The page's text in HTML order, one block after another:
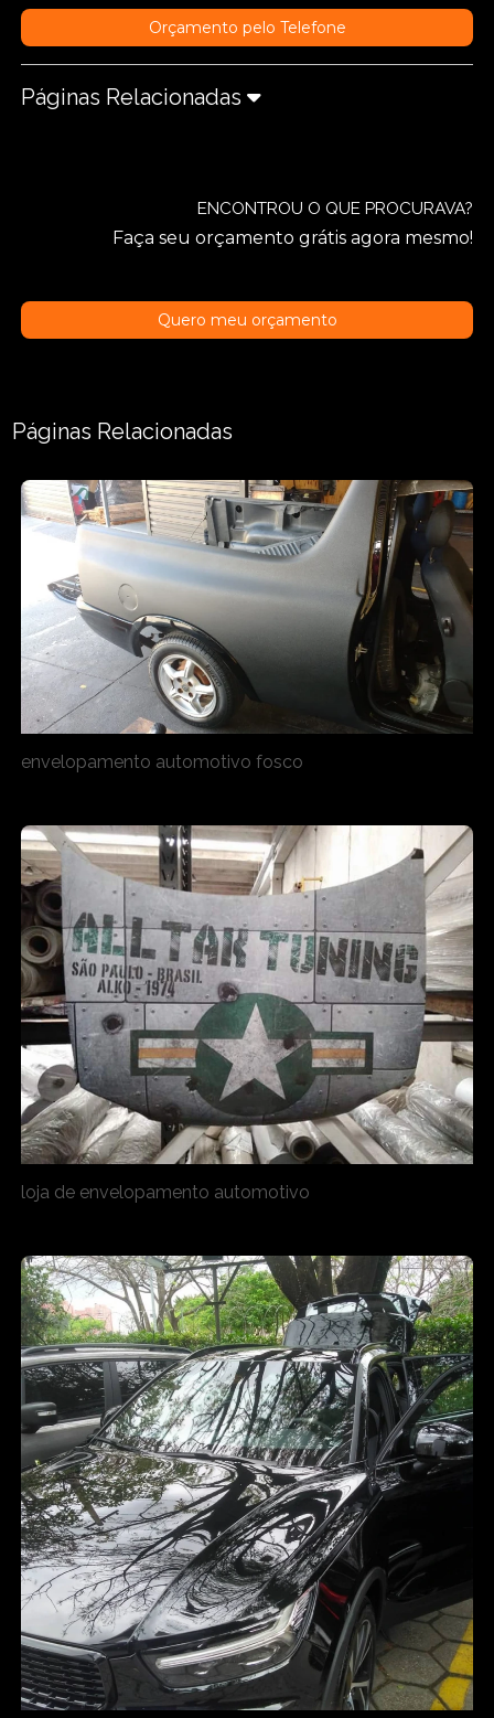
Orçamento pelo Telefone
Páginas Relacionadas
ENCONTROU O QUE PROCURAVA?
Faça seu orçamento grátis agora mesmo!
Quero meu orçamento
Páginas Relacionadas
envelopamento automotivo fosco
loja de envelopamento automotivo